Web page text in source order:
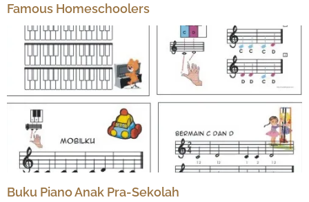
Famous Homeschoolers
Buku Piano Anak Pra-Sekolah